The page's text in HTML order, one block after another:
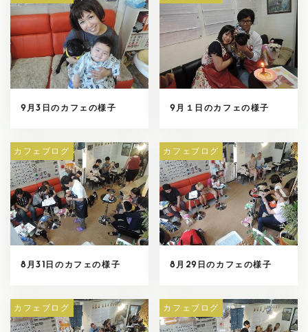
9月3日のカフェの様子 9月１日のカフェの様子
カフェブログ
8月31日のカフェの様子
カフェブログ
8月29日のカフェの様子
カフェブログ カフェブログ